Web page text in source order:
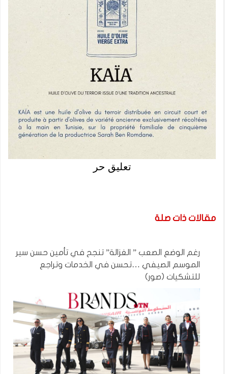
تعليق حر
مقالات ذات صلة
رغم الوضع الصعب ” الغزالة” تنجح في تأمين حسن سير
الموسم الصيفي …تحسن في الخدمات وتراجع
للتشكيات (صور)